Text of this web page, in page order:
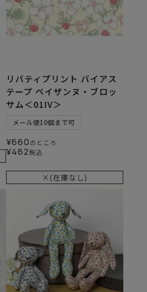
リバティプリント バイアス
テープ ペイザンヌ・ブロッ
サム＜01IV＞
メール便10個まで可
¥660 のところ
¥462税込
×(在庫なし)